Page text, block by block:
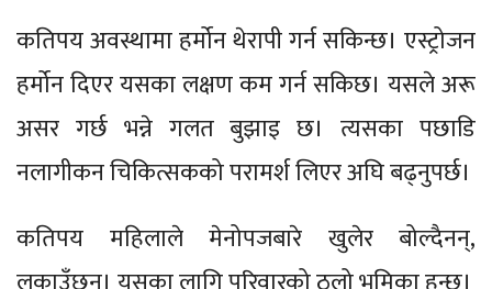
कतिपय अवस्थामा हर्मोन थेरापी गर्न सकिन्छ। एस्ट्रोजन
हर्मोन दिएर यसका लक्षण कम गर्न सकिछ। यसले अरू
असर गर्छ भन्ने गलत बुझाइ छ। त्यसका पछाडि
नलागीकन चिकित्सकको परामर्श लिएर अघि बढ्नुपर्छ।
कतिपय महिलाले मेनोपजबारे खुलेर बोल्दैनन्,